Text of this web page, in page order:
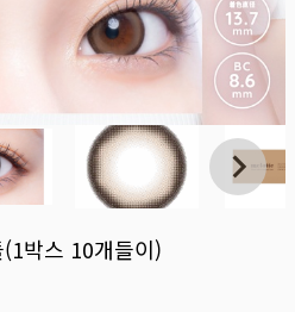
박스 10개들이)